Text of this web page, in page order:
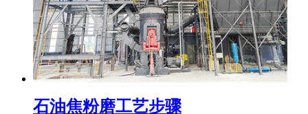
石油焦粉磨工艺步骤